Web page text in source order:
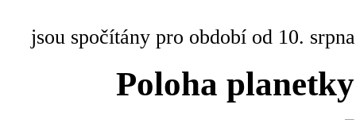
jsou spočítány pro období od 10.
Poloha